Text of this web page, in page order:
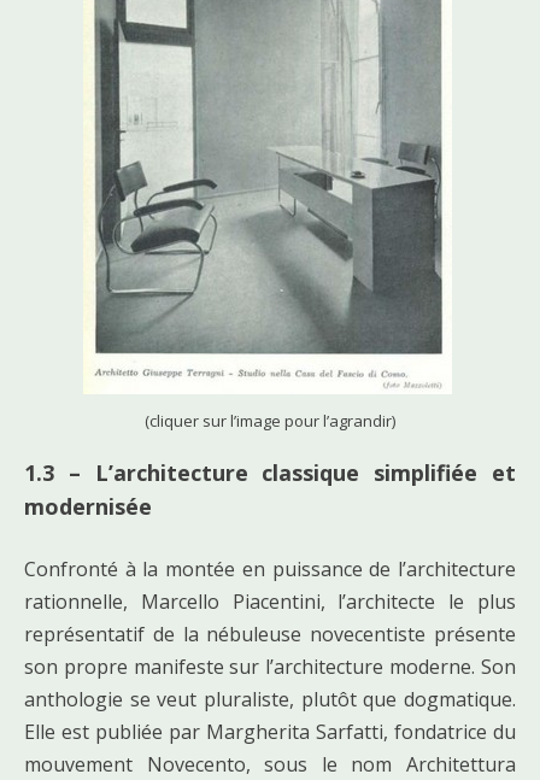
(cliquer sur l’image pour l’agrandir)
1.3 – L’architecture classique simplifiée et
modernisée
Confronté à la montée en puissance de l’architecture
rationnelle, Marcello Piacentini, l’architecte le plus
représentatif de la nébuleuse novecentiste présente
son propre manifeste sur l’architecture moderne. Son
anthologie se veut pluraliste, plutôt que dogmatique.
Elle est publiée par Margherita Sarfatti, fondatrice du
mouvement Novecento, sous le nom Architettura